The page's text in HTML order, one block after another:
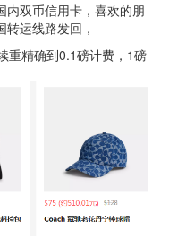
内双币信用卡，喜欢的朋
转运线路发回，
重精确到0.1磅计费，1磅